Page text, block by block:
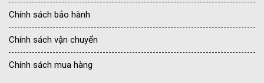
Chính sách bảo hành
Chính sách vận chuyển
Chính sách mua hàng